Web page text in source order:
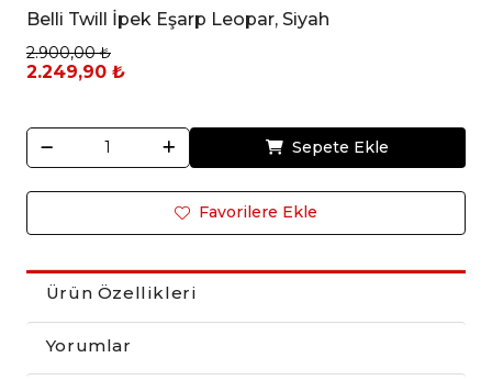
Belli Twill İpek Eşarp Leopar, Siyah
2.900,00 ₺
2.249,90 ₺
Sepete Ekle
Favorilere Ekle
Ürün Özellikleri
Yorumlar